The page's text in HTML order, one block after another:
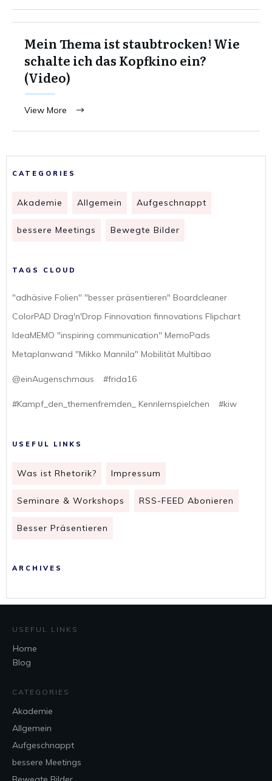
Mein Thema ist staubtrocken! Wie
schalte ich das Kopfkino ein?
(Video)
View More
CATEGORIES
Akademie Allgemein Aufgeschnappt
bessere Meetings Bewegte Bilder
TAGS CLOUD
"adhäsive Folien" "besser präsentieren" Boardcleaner
ColorPAD Drag'n'Drop Finnovation finnovations Flipchart
IdeaMEMO "inspiring communication" MemoPads
Metaplanwand "Mikko Mannila" Mobilität Multibao
@einAugenschmaus #frida16
#Kampf_den_themenfremden_ Kennlernspielchen #kiw
USEFUL LINKS
Was ist Rhetorik? Impressum
Seminare & Workshops RSS-FEED Abonieren
Besser Präsentieren
ARCHIVES
USEFUL LINKS
Home
Blog
CATEGORIES
Akademie
Allgemein
Aufgeschnappt
bessere Meetings